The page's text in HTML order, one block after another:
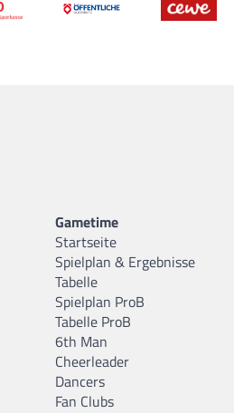
Gametime
Startseite
Spielplan & Ergebnisse
Tabelle
Spielplan ProB
Tabelle ProB
6th Man
Cheerleader
Dancers
Fan Clubs